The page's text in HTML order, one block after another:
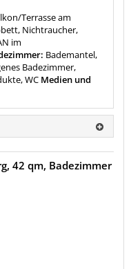
Terrasse am
Nichtraucher,
im
Bademantel,
Badezimmer,
WC Medien und
42 qm, Badezimmer